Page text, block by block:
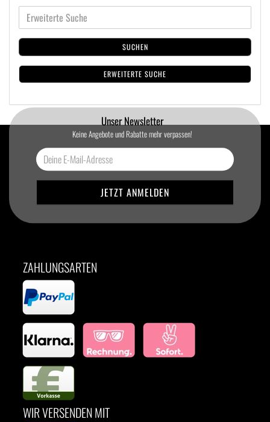
SUCHEN
ERWEITERTE SUCHE
Unser Newsletter
Keine Angebote und Rabatte mehr verpassen!
ZAHLUNGSARTEN
WIR VERSENDEN MIT